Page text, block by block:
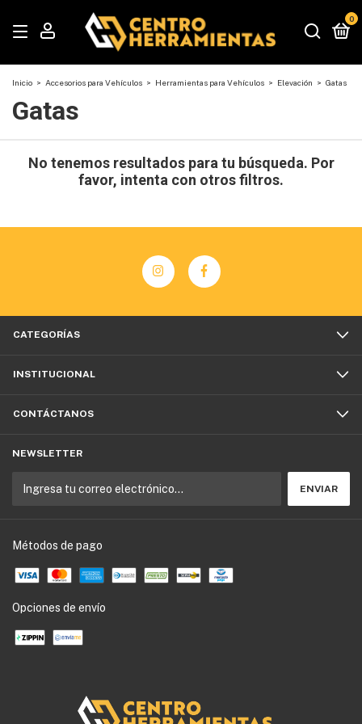
0
Inicio > Accesorios para Vehículos > Herramientas para Vehículos > Elevación > Gatas
Gatas
No tenemos resultados para tu búsqueda. Por
favor, intenta con otros filtros.
CATEGORÍAS
INSTITUCIONAL
CONTÁCTANOS
NEWSLETTER
Métodos de pago
Opciones de envío